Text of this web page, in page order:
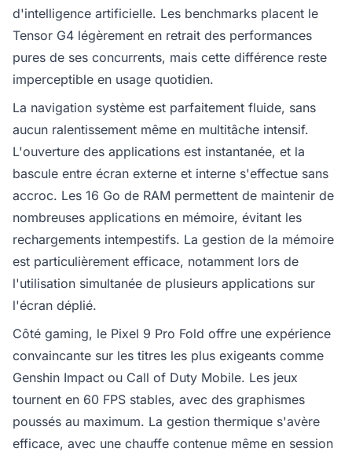
d'intelligence artificielle. Les benchmarks placent le
Tensor G4 légèrement en retrait des performances
pures de ses concurrents, mais cette différence reste
imperceptible en usage quotidien.
La navigation système est parfaitement fluide, sans
aucun ralentissement même en multitâche intensif.
L'ouverture des applications est instantanée, et la
bascule entre écran externe et interne s'effectue sans
accroc. Les 16 Go de RAM permettent de maintenir de
nombreuses applications en mémoire, évitant les
rechargements intempestifs. La gestion de la mémoire
est particulièrement efficace, notamment lors de
l'utilisation simultanée de plusieurs applications sur
l'écran déplié.
Côté gaming, le Pixel 9 Pro Fold offre une expérience
convaincante sur les titres les plus exigeants comme
Genshin Impact ou Call of Duty Mobile. Les jeux
tournent en 60 FPS stables, avec des graphismes
poussés au maximum. La gestion thermique s'avère
efficace, avec une chauffe contenue même en session